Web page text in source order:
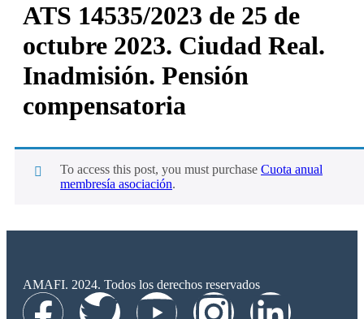
ATS 14535/2023 de 25 de
octubre 2023. Ciudad Real.
Inadmisión. Pensión
compensatoria
To access this post, you must purchase Cuota anual
membresía asociación.
AMAFI. 2024. Todos los derechos reservados